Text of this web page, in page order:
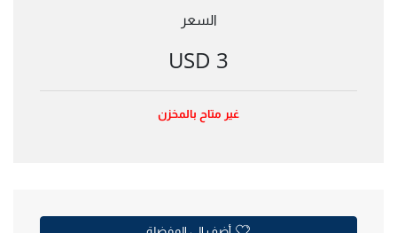
السعر
3 USD
غير متاح بالمخزن